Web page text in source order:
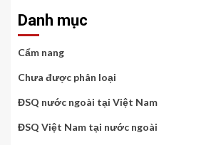
Danh mục
Cẩm nang
Chưa được phân loại
ĐSQ nước ngoài tại Việt Nam
ĐSQ Việt Nam tại nước ngoài